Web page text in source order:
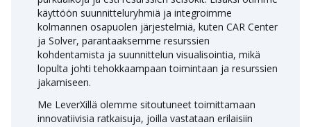
käyttöön suunnitteluryhmiä ja integroimme
kolmannen osapuolen järjestelmiä, kuten CAR Center
ja Solver, parantaaksemme resurssien
kohdentamista ja suunnittelun visualisointia, mikä
lopulta johti tehokkaampaan toimintaan ja resurssien
jakamiseen.
Me LeverXillä olemme sitoutuneet toimittamaan
innovatiivisia ratkaisuja, joilla vastataan erilaisiin